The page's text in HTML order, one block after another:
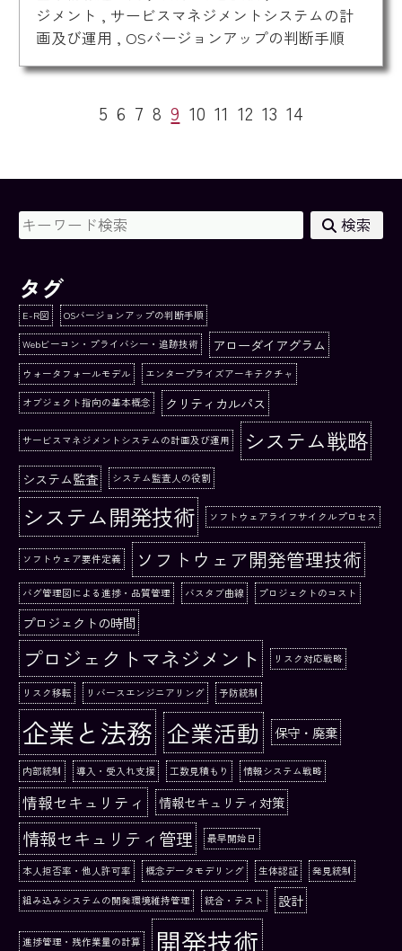
ジメント , サービスマネジメントシステムの計
画及び運用 , OSバージョンアップの判断手順
5 6 7 8 9 10 11 12 13 14
検索
タグ
E-R図 OSバージョンアップの判断手順
Webビーコン・プライバシー・追跡技術 アローダイアグラム
ウォータフォールモデル エンタープライズアーキテクチャ
オブジェクト指向の基本概念 クリティカルパス
サービスマネジメントシステムの計画及び運用 システム戦略
システム監査 システム監査人の役割
システム開発技術 ソフトウェアライフサイクルプロセス
ソフトウェア要件定義 ソフトウェア開発管理技術
バグ管理図による進捗・品質管理 バスタブ曲線 プロジェクトのコスト
プロジェクトの時間
プロジェクトマネジメント リスク対応戦略
リスク移転 リバースエンジニアリング 予防統制
企業と法務 企業活動 保守・廃棄
内部統制 導入・受入れ支援 工数見積もり 情報システム戦略
情報セキュリティ 情報セキュリティ対策
情報セキュリティ管理 最早開始日
本人拒否率・他人許可率 概念データモデリング 生体認証 発見統制
組み込みシステムの開発環境維持管理 統合・テスト 設計
進捗管理・残作業量の計算 開発技術